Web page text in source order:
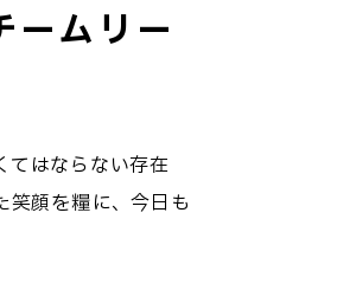
ムリー
てはならない存在
顔を糧に、今日も